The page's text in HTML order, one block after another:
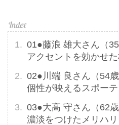
01●藤浪 雄大さん（35
アクセントを効かせ
02●川端 良さん（54歳
個性が映えるスポー
03●大高 守さん（62歳
濃淡をつけたメリハ